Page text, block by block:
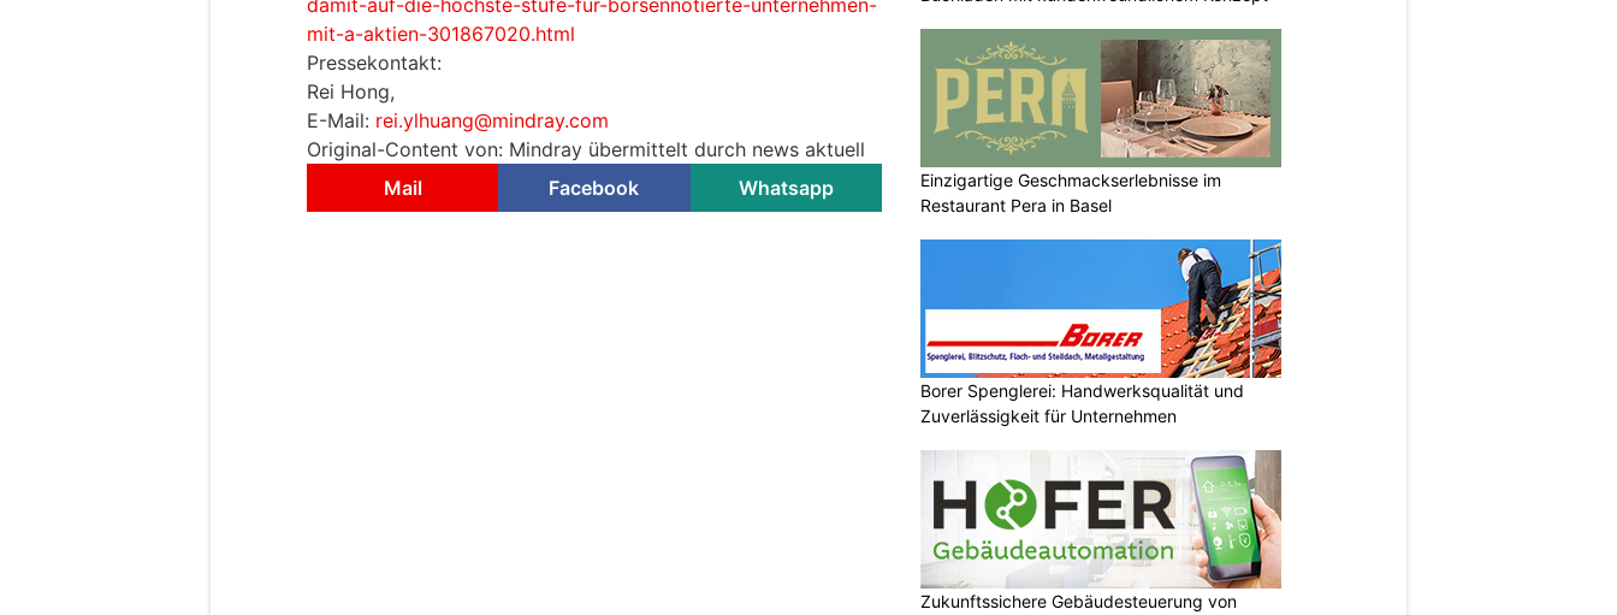
damit-auf-die-hochste-stufe-fur-borsennotierte-unternehmen-
mit-a-aktien-301867020.html
Pressekontakt:
Rei Hong,
E-Mail: rei.ylhuang@mindray.com
Original-Content von: Mindray übermittelt durch news aktuell
Mail
Facebook Whatsapp
Einzigartige Geschmackserlebnisse im
Restaurant Pera in Basel
Borer Spenglerei: Handwerksqualität und
Zuverlässigkeit für Unternehmen
Zukunftssichere Gebäudesteuerung von